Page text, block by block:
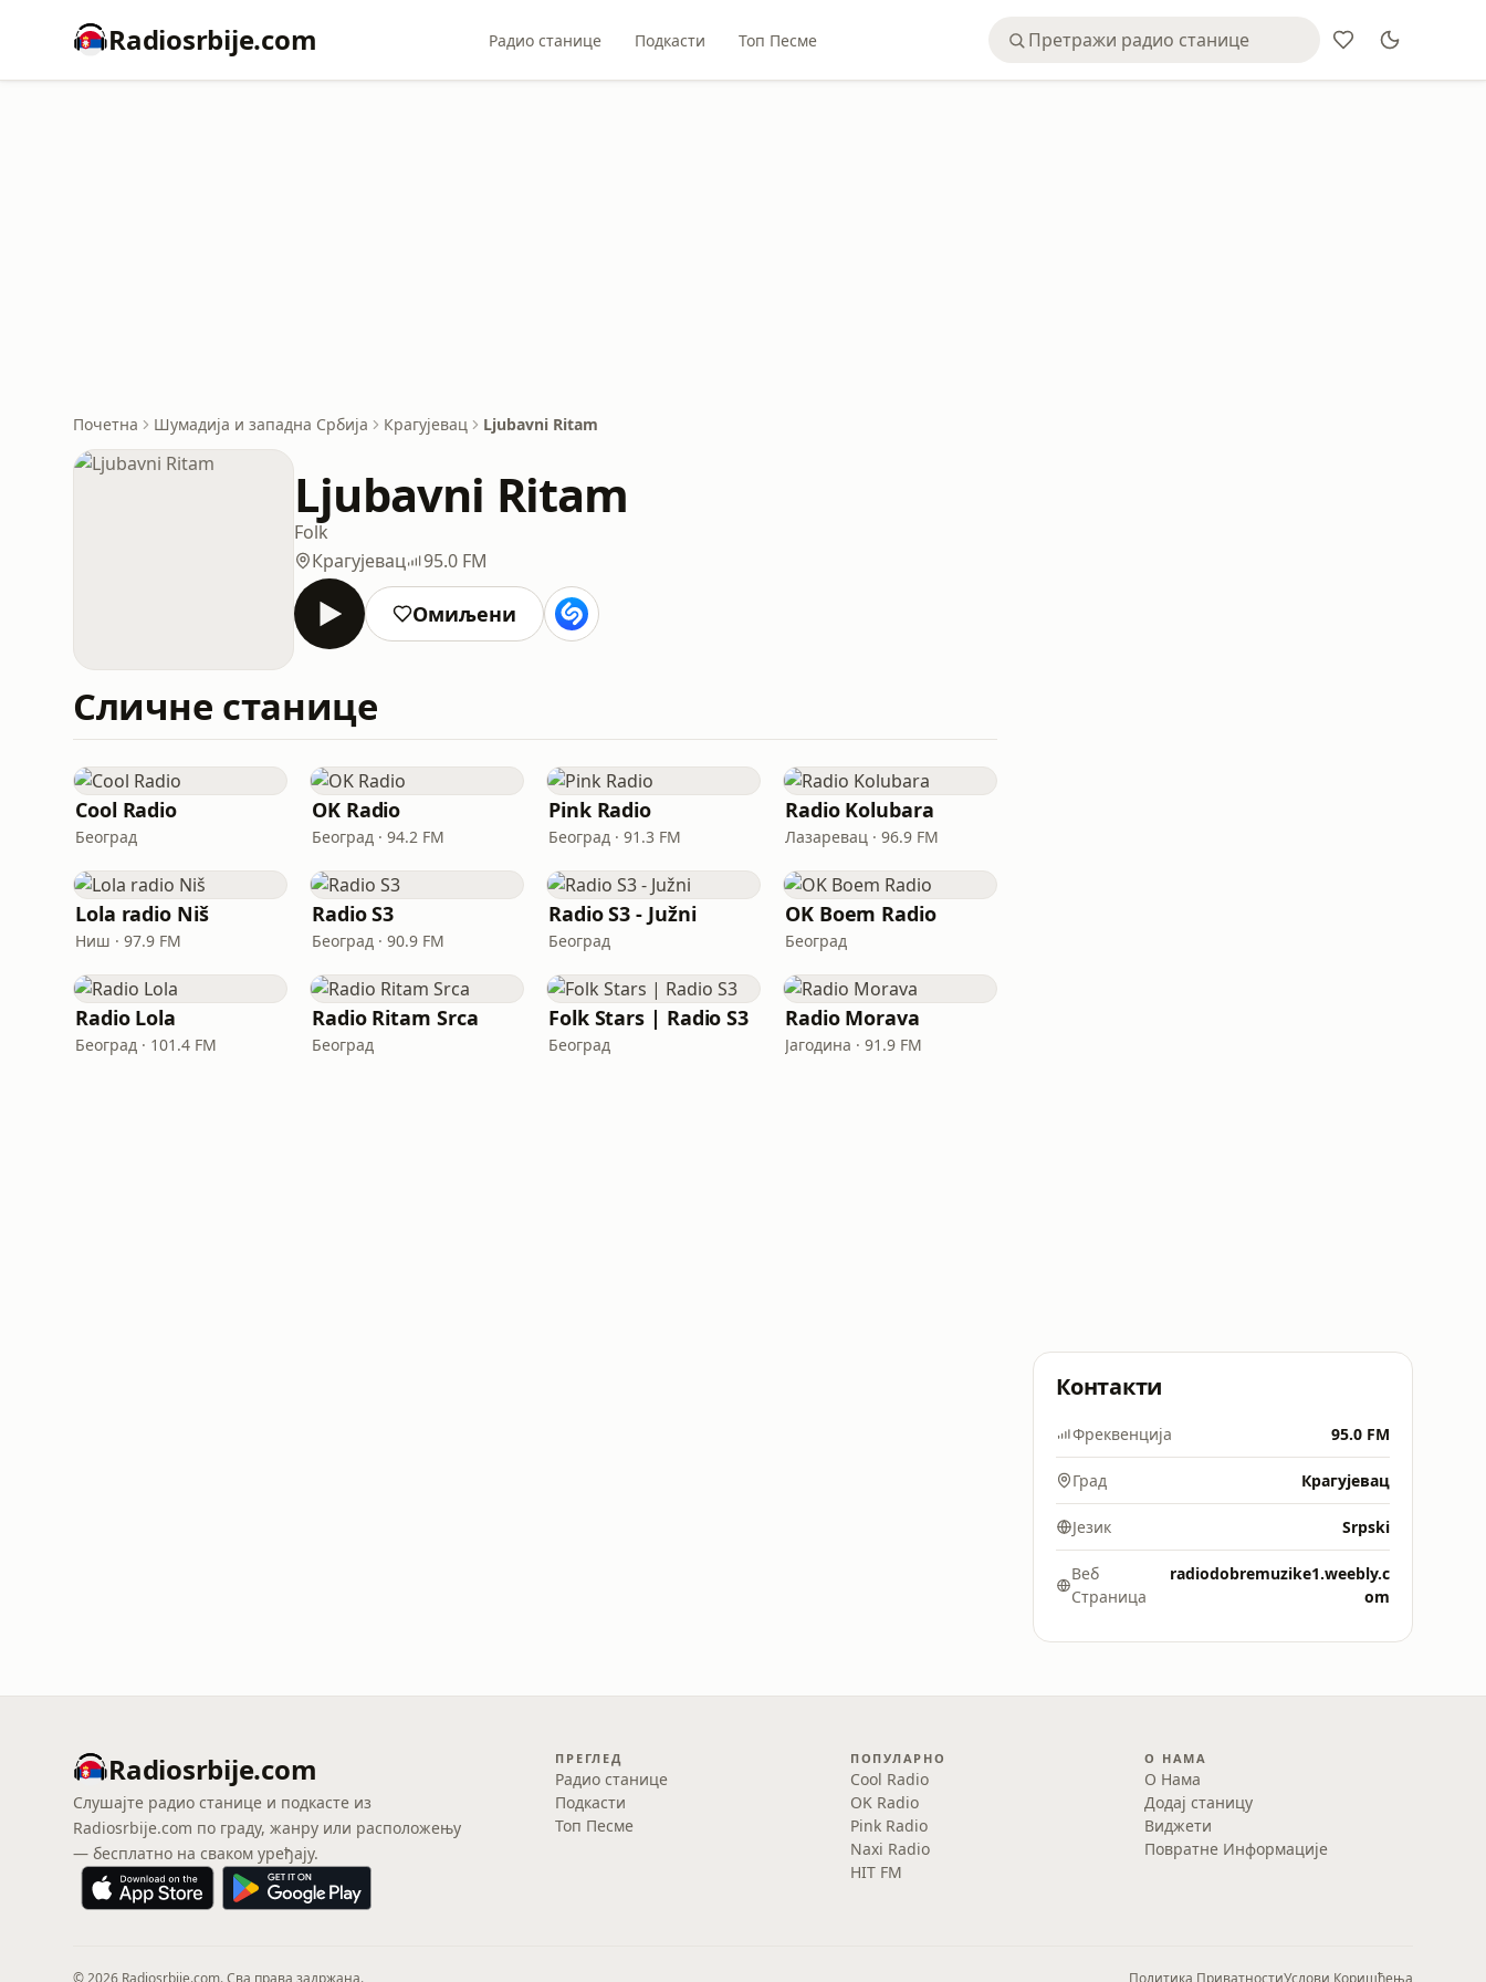
Radiosrbije.com Радио станице Подкасти Топ Песме
Почетна Шумадија и западна Србија Крагујевац Ljubavni Ritam
Ljubavni Ritam
Folk
Крагујевац
95.0 FM
Омиљени
Сличне станице
Cool Radio
Београд
OK Radio
Београд · 94.2 FM
Pink Radio
Београд · 91.3 FM
Radio Kolubara
Лазаревац · 96.9 FM
Lola radio Niš
Ниш · 97.9 FM
Radio S3
Београд · 90.9 FM
Radio S3 - Južni
Београд
OK Boem Radio
Београд
Radio Lola
Београд · 101.4 FM
Radio Ritam Srca
Београд
Folk Stars | Radio S3
Београд
Radio Morava
Јагодина · 91.9 FM
Контакти
Фреквенција 95.0 FM
Град Крагујевац
Језик Srpski
Веб
Страница
radiodobremuzike1.weebly.c
om
Radiosrbije.com
Слушајте радио станице и подкасте из
Radiosrbije.com по граду, жанру или расположењу
— бесплатно на сваком уређају.
ПРЕГЛЕД
Радио станице
Подкасти
Топ Песме
ПОПУЛАРНО
Cool Radio
OK Radio
Pink Radio
Naxi Radio
HIT FM
О НАМА
О Нама
Додај станицу
Виджети
Повратне Информације
© 2026 Radiosrbije.com. Сва права задржана. Политика ПриватностиУслови Коришћења